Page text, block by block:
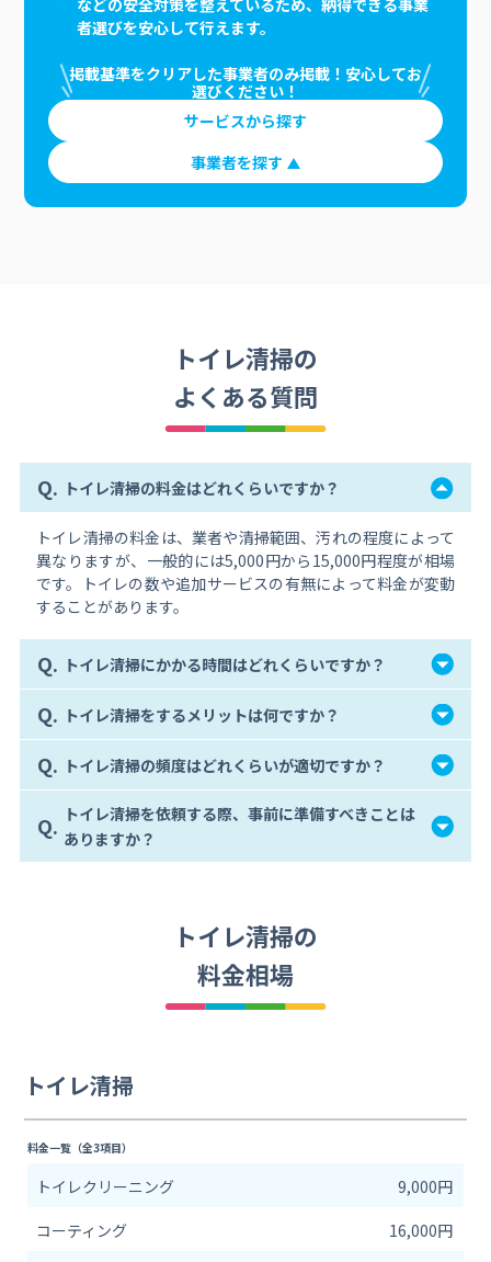
などの安全対策を整えているため、納得できる事業
者選びを安心して行えます。
掲載基準をクリアした事業者のみ掲載！安心してお
選びください！
サービスから探す
事業者を探す
トイレ清掃の
よくある質問
Q. トイレ清掃の料金はどれくらいですか？
トイレ清掃の料金は、業者や清掃範囲、汚れの程度によって
異なりますが、一般的には5,000円から15,000円程度が相場
です。トイレの数や追加サービスの有無によって料金が変動
することがあります。
Q. トイレ清掃にかかる時間はどれくらいですか？
Q. トイレ清掃をするメリットは何ですか？
Q. トイレ清掃の頻度はどれくらいが適切ですか？
Q. トイレ清掃を依頼する際、事前に準備すべきことは
ありますか？
トイレ清掃の
料金相場
トイレ清掃
料金一覧（全3項目）
トイレクリーニング
9,000円
コーティング
16,000円